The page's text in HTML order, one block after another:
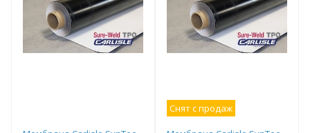
Снят с продаж